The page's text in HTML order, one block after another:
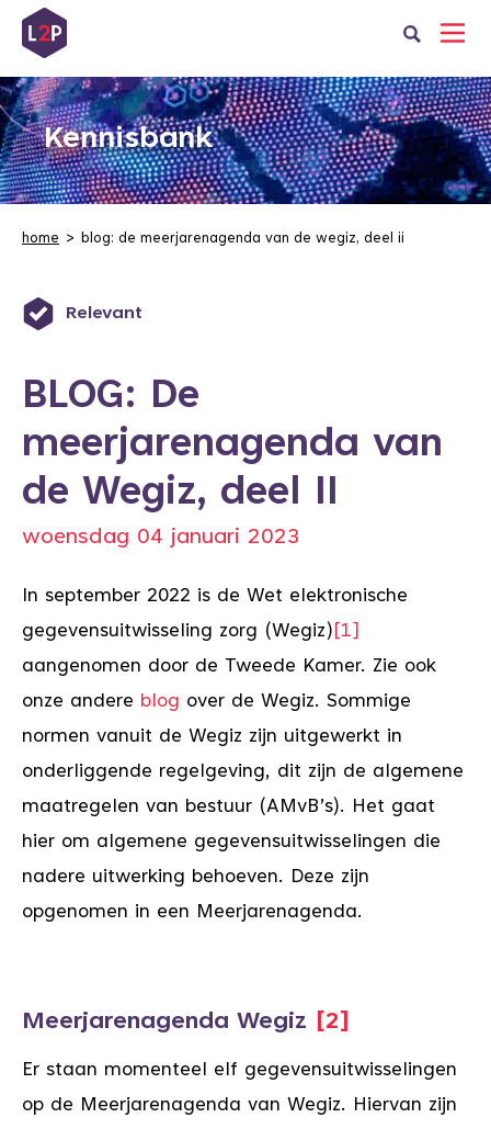
Kennisbank
home blog: de meerjarenagenda van de wegiz, deel ii
Relevant
BLOG: De
meerjarenagenda van
de Wegiz, deel II
woensdag 04 januari 2023
In september 2022 is de Wet elektronische
gegevensuitwisseling zorg (Wegiz) [1]
aangenomen door de Tweede Kamer. Zie ook
onze andere blog over de Wegiz. Sommige
normen vanuit de Wegiz zijn uitgewerkt in
onderliggende regelgeving, dit zijn de algemene
maatregelen van bestuur (AMvB’s). Het gaat
hier om algemene gegevensuitwisselingen die
nadere uitwerking behoeven. Deze zijn
opgenomen in een Meerjarenagenda.
Meerjarenagenda Wegiz [2]
Er staan momenteel elf gegevensuitwisselingen
op de Meerjarenagenda van Wegiz. Hiervan zijn